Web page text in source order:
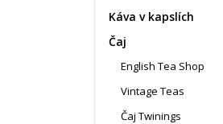
Káva v kapslích
Čaj
English Tea Shop
Vintage Teas
Čaj Twinings